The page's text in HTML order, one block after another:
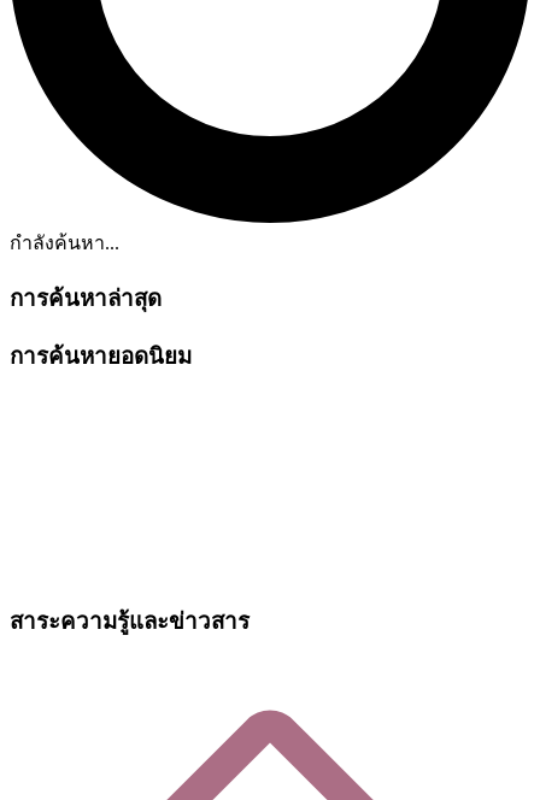
กำลังค้นหา...
การค้นหาล่าสุด
การค้นหายอดนิยม
สาระความรู้และข่าวสาร